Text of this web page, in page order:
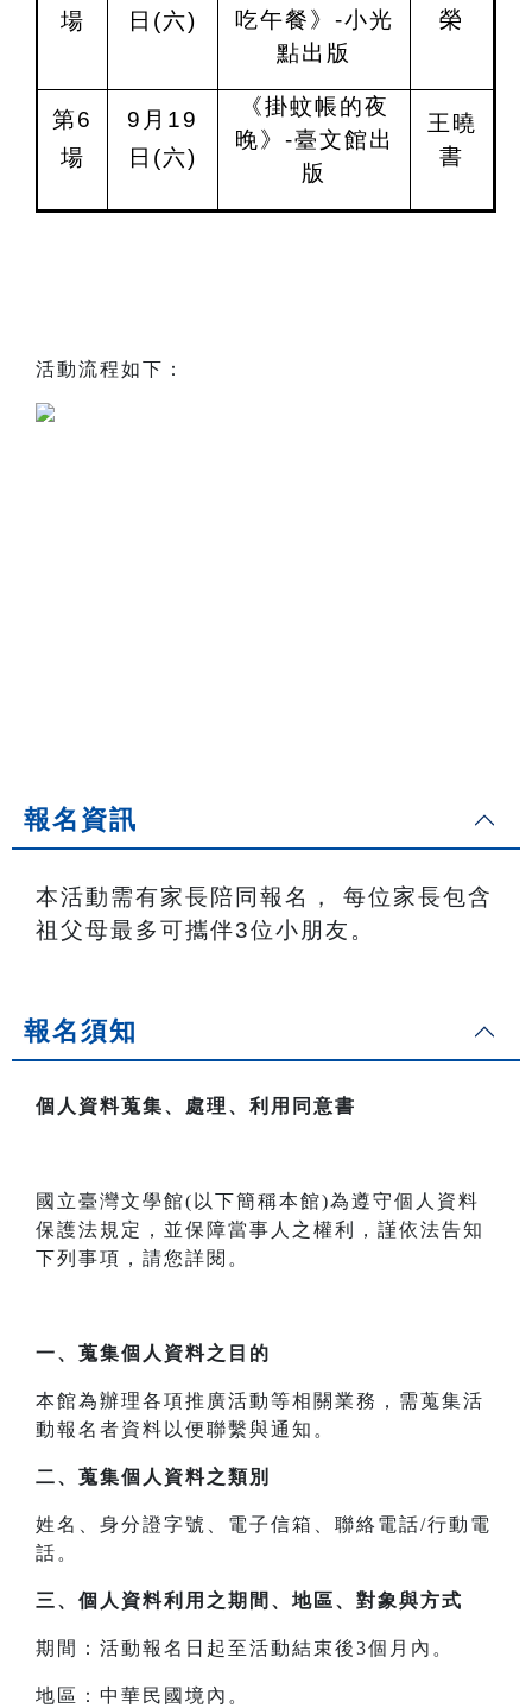
場 日(六) 吃午餐》 -小光
點出版
榮
第6
場
9 月19
日(六)
《掛蚊帳的夜
晚》-臺文館出
版
王曉
書
活動流程如下：
報名資訊
本活動需有家長陪同報名， 每位家長包含
祖父母最多可攜伴3位小朋 友。
報名須知
個人資料蒐集、處理、利用同意書
國立臺灣文學館(以下簡稱本館)為遵守個人資料
保護法規定，並保障當事人之權利，謹依法告知
下列事項，請您詳閱。
一、 蒐集個人資料之目的
本館為辦理各項推廣活動等相關業務，需蒐集活
動報名者資料以便聯繫與通知。
二、 蒐集個人資料之類別
姓名、身分證字號、電子信箱、聯絡電話/行動電
話。
三、 個人資料利用之期間、地區、對象與方式
期間：活動報名日起至活動結束後3個月內。
地區：中華民國境內。